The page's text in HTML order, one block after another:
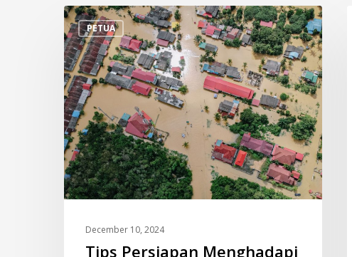
PETUA
Tips
Persiapan
Menghadapi
Banjir
December 10, 2024
Tips Persiapan Menghadapi